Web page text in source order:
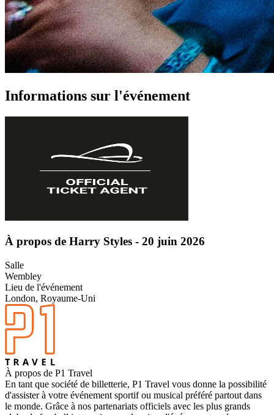
Informations sur l'événement
À propos de Harry Styles - 20 juin 2026
Salle
Wembley
Lieu de l'événement
London, Royaume-Uni
À propos de P1 Travel
En tant que société de billetterie, P1 Travel vous donne la possibilité
d'assister à votre événement sportif ou musical préféré partout dans
le monde. Grâce à nos partenariats officiels avec les plus grands